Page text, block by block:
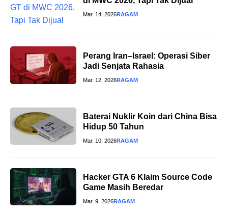
Mar. 14, 2026RAGAM
Perang Iran–Israel: Operasi Siber
Jadi Senjata Rahasia
Mar. 12, 2026RAGAM
Baterai Nuklir Koin dari China Bisa
Hidup 50 Tahun
Mar. 10, 2026RAGAM
Hacker GTA 6 Klaim Source Code
Game Masih Beredar
Mar. 9, 2026RAGAM